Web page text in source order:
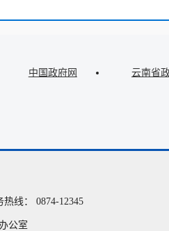
中国政府网 云南省
热线： 0874-12345
公室